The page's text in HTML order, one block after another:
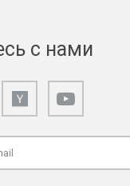
с нами